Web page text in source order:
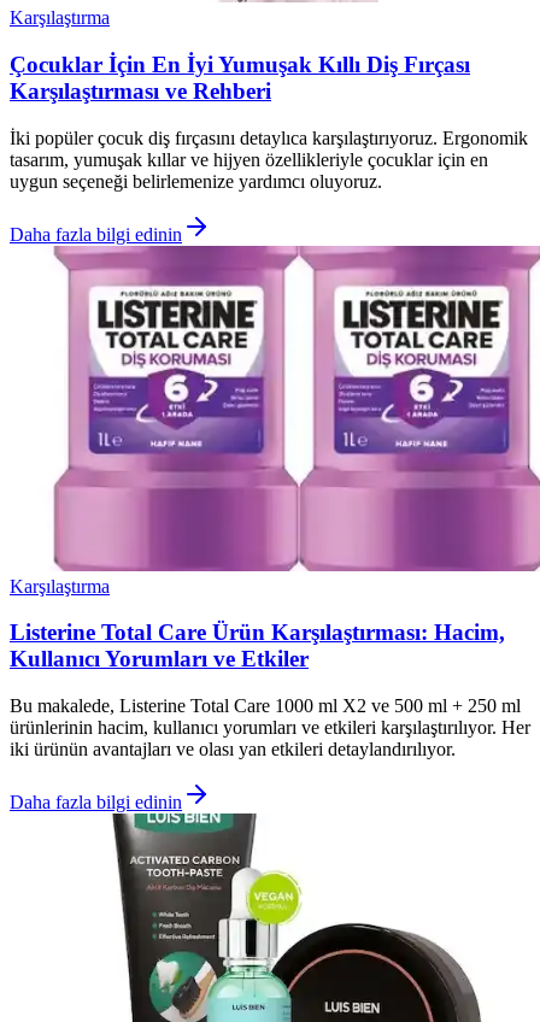
Karşılaştırma
Çocuklar İçin En İyi Yumuşak Kıllı Diş Fırçası
Karşılaştırması ve Rehberi
İki popüler çocuk diş fırçasını detaylıca karşılaştırıyoruz. Ergonomik
tasarım, yumuşak kıllar ve hijyen özellikleriyle çocuklar için en
uygun seçeneği belirlemenize yardımcı oluyoruz.
Daha fazla bilgi edinin
Karşılaştırma
Listerine Total Care Ürün Karşılaştırması: Hacim,
Kullanıcı Yorumları ve Etkiler
Bu makalede, Listerine Total Care 1000 ml X2 ve 500 ml + 250 ml
ürünlerinin hacim, kullanıcı yorumları ve etkileri karşılaştırılıyor. Her
iki ürünün avantajları ve olası yan etkileri detaylandırılıyor.
Daha fazla bilgi edinin